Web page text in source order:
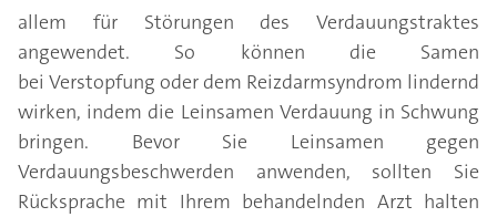
allem für Störungen des Verdauungstraktes
angewendet. So können die Samen
bei Verstopfung oder dem Reizdarmsyndrom lindernd
wirken, indem die Leinsamen Verdauung in Schwung
bringen. Bevor Sie Leinsamen gegen
Verdauungsbeschwerden anwenden, sollten Sie
Rücksprache mit Ihrem behandelnden Arzt halten